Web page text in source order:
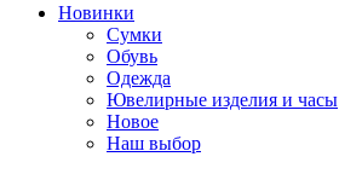
Новинки
Сумки
Обувь
Одежда
Ювелирные изделия и часы
Новое
Наш выбор